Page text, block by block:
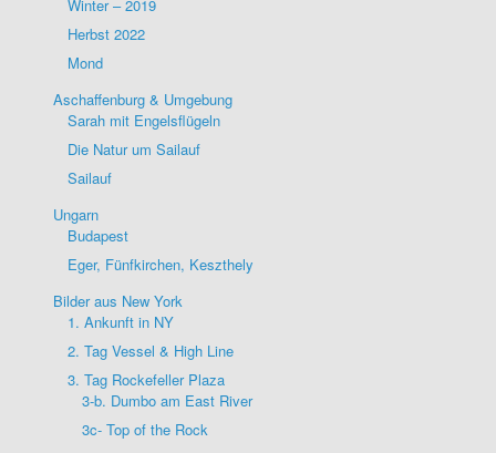
Winter – 2019
Herbst 2022
Mond
Aschaffenburg & Umgebung
Sarah mit Engelsflügeln
Die Natur um Sailauf
Sailauf
Ungarn
Budapest
Eger, Fünfkirchen, Keszthely
Bilder aus New York
1. Ankunft in NY
2. Tag Vessel & High Line
3. Tag Rockefeller Plaza
3-b. Dumbo am East River
3c- Top of the Rock